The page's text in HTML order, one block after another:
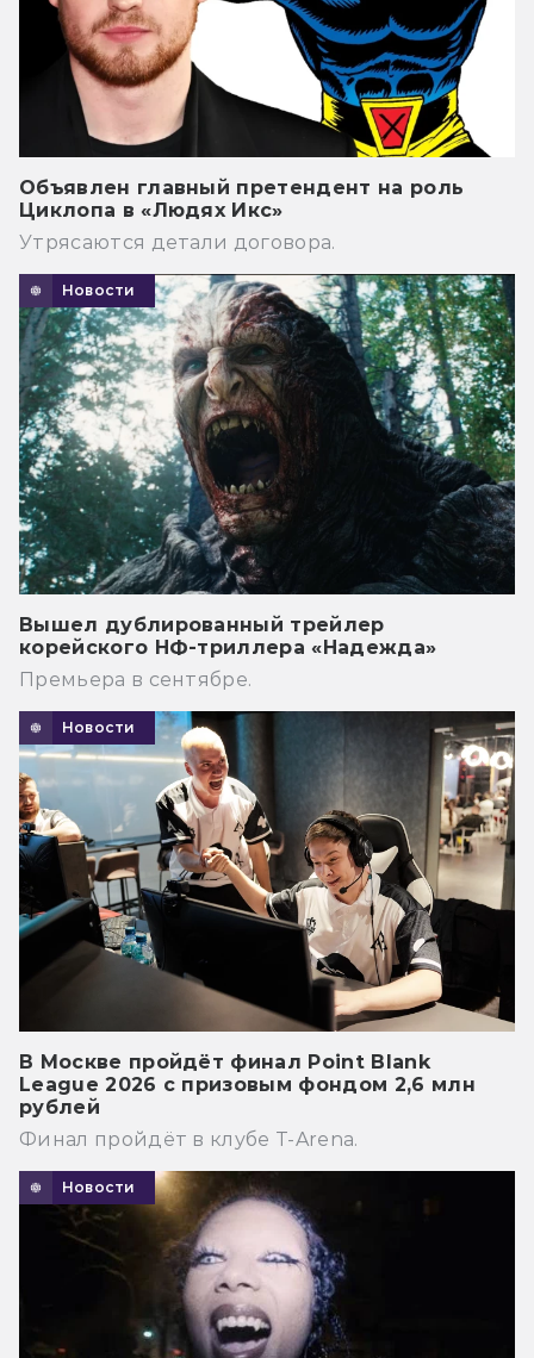
Объявлен главный претендент на роль
Циклопа в «Людях Икс»
Утрясаются детали договора.
Новости
Вышел дублированный трейлер
корейского НФ-триллера «Надежда»
Премьера в сентябре.
Новости
В Москве пройдёт финал Point Blank
League 2026 с призовым фондом 2,6 млн
рублей
Финал пройдёт в клубе T-Arena.
Новости